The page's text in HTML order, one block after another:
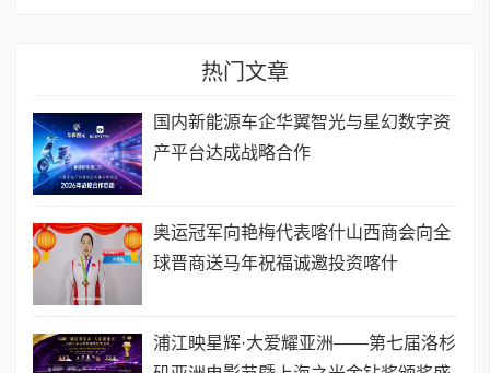
热门文章
国内新能源车企华翼智光与星幻数字资
产平台达成战略合作
奥运冠军向艳梅代表喀什山西商会向全
球晋商送马年祝福诚邀投资喀什
浦江映星辉·大爱耀亚洲——第七届洛杉